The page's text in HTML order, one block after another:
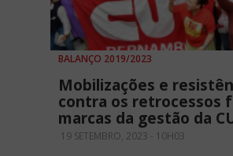
BALANÇO 2019/2023
Mobilizações e
contra os retrocessos
marcas da gestão da
19 SETEMBRO, 2023 - 10H03